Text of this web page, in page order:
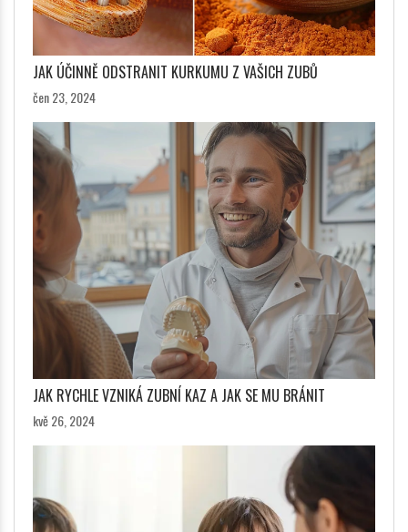
JAK ÚČINNĚ ODSTRANIT KURKUMU Z VAŠICH ZUBŮ
čen 23, 2024
JAK RYCHLE VZNIKÁ ZUBNÍ KAZ A JAK SE MU BRÁNIT
kvě 26, 2024